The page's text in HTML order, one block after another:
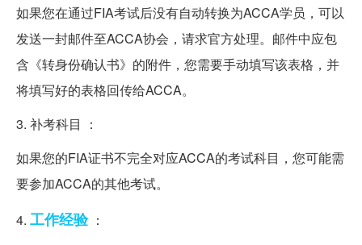
如果您在通过FIA考试后没有自动转换为ACCA学员，可以
发送一封邮件至ACCA协会，请求官方处理。邮件中应包
含《转身份确认书》的附件，您需要手动填写该表格，并
将填写好的表格回传给ACCA。
3. 补考科目 ：
如果您的FIA证书不完全对应ACCA的考试科目，您可能需
要参加ACCA的其他考试。
4. 工作经验：